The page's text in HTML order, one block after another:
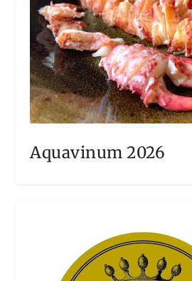
Aquavinum 2026